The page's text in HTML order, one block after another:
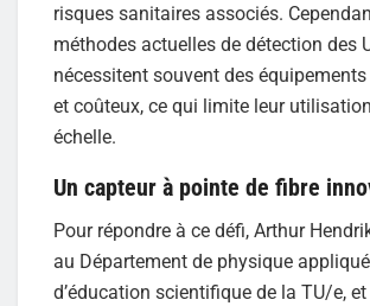
risques sanitaires associés.
méthodes actuelles de détection des
nécessitent souvent des
et coûteux, ce qui limite leur
échelle.
Un capteur à pointe de fibre
Pour répondre à ce défi, Arthur
au Département de physique
d’éducation scientifique de la TU/e,